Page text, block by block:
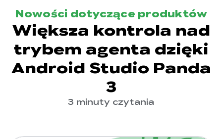
Nowości dotyczące produktów
Większa kontrola nad
trybem agenta dzięki
Android Studio Panda
3
3 minuty czytania